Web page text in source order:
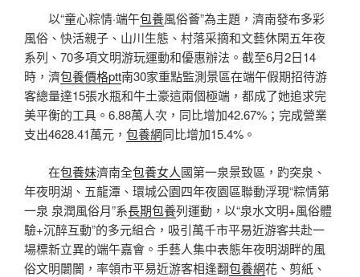
以“童心粽情·端午包養風俗薈”為主題，濟南發布多彩
風俗、快活親子、山川生態、村落采摘和文藝休閑五年夜
系列、70多項文明游玩運動和優惠辦法。截至6月2日14
時，濟包養價格ptt南30家重點監測景區在端午假期招待游
客總量達15張水瓶和牛土豪這兩個極端，都成了她追求完
美平衡的工具。6.88萬人次，同比增加42.67%；完成營業
支出4628.41萬元， 包養網同比增加15.4%。
在包養妹濟南全包養女人國第一泉景致區，趵突泉、
年夜明湖、五龍潭、環城公園四年夜園區聯動浮現“粽情第
一泉 泉潤風俗月”系長期包養列運動，以“泉水文明+風俗體
驗+沉醉互動”的多元組合，吸引萬千市平易近游客共赴一
場標新立異的端午嘉會。手藝人集中表態年夜明湖畔的風
俗文明闤闠，率領市平易近游客相逢翻包養網花、剪紙、